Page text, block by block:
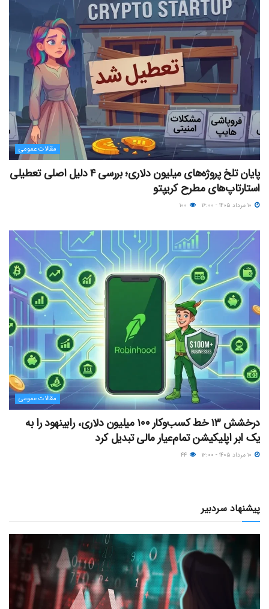
مقالات عمومی
پایان تلخ پروژه‌های میلیون دلاری؛ بررسی ۴ دلیل اصلی تعطیلی
استارتاپ‌های مطرح کریپتو
مقالات عمومی
درخشش ۱۳ خط کسب‌وکار ۱۰۰ میلیون دلاری، رابینهود را به
یک ابر اپلیکیشن تمام‌عیار مالی تبدیل کرد
پیشنهاد سردبیر